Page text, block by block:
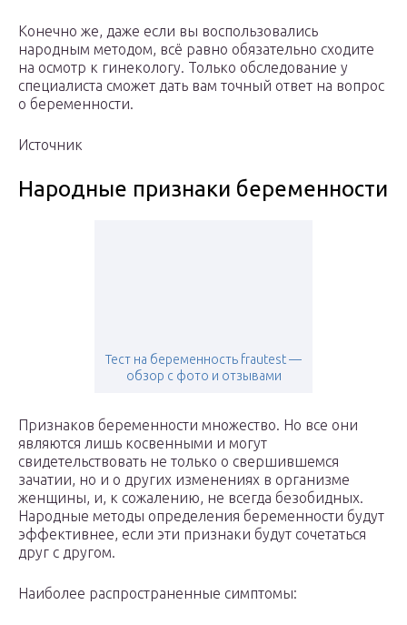
Конечно же, даже если вы воспользовались
народным методом, всё равно обязательно сходите
на осмотр к гинекологу. Только обследование у
специалиста сможет дать вам точный ответ на вопрос
о беременности.
Источник
Народные признаки беременности
Тест на беременность frautest —
обзор с фото и отзывами
Признаков беременности множество. Но все они
являются лишь косвенными и могут
свидетельствовать не только о свершившемся
зачатии, но и о других изменениях в организме
женщины, и, к сожалению, не всегда безобидных.
Народные методы определения беременности будут
эффективнее, если эти признаки будут сочетаться
друг с другом.
Наиболее распространенные симптомы: